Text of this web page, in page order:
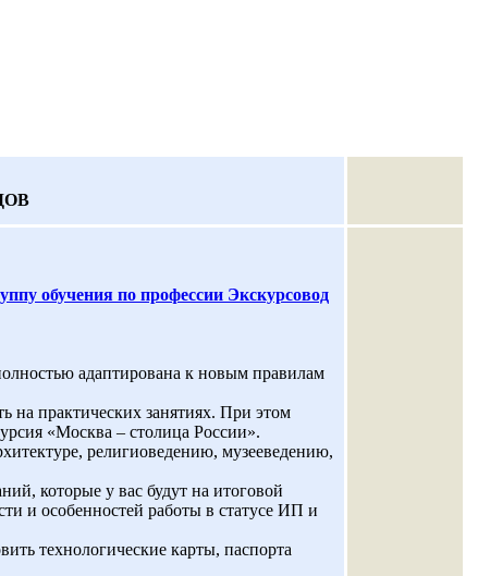
обучения по профессии Экскурсовод
адаптирована к новым правилам
на практических занятиях. При этом
«Москва – столица России».
религиоведению, музееведению,
которые у вас будут на итоговой
и особенностей работы в статусе ИП и
технологические карты, паспорта